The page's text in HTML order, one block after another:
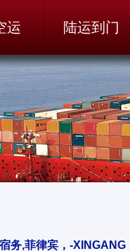
运 陆运到门
务,菲律宾，-XINGANG